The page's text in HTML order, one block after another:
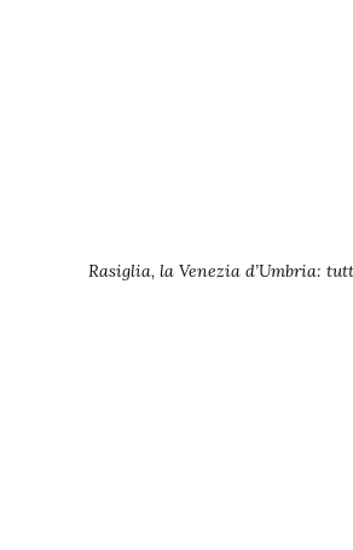
Rasiglia, la Venezia d’Umbria: